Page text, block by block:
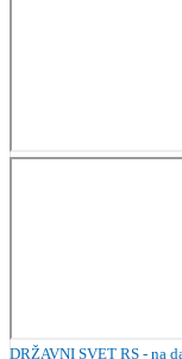
DRŽAVNI SVET RS - na